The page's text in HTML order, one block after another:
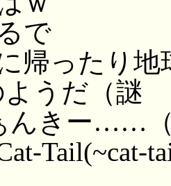
で
帰ったり
うだ（謎
んきー……
Tail(~cat-